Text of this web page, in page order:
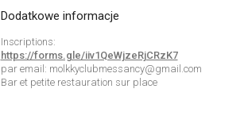
Dodatkowe informacje
Inscriptions:
https://forms.gle/iiv1QeWjzeRjCRzK7
par email: molkkyclubmessancy@gmail.com
Bar et petite restauration sur place
10 kwi 2021
ANULOWANY
Doublette du Molkkamis